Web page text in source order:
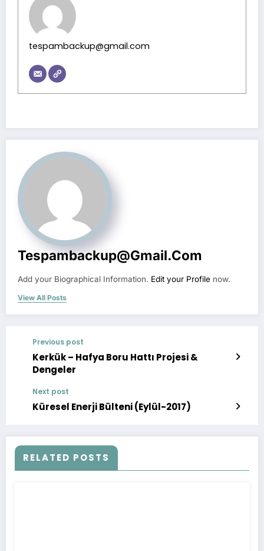
tespambackup@gmail.com
Tespambackup@gmail.com
Add your Biographical Information. Edit your Profile now.
View All Posts
Previous post
Kerkük – Hafya Boru Hattı Projesi &
Dengeler
Next post
Küresel Enerji Bülteni (Eylül-2017)
RELATED POSTS